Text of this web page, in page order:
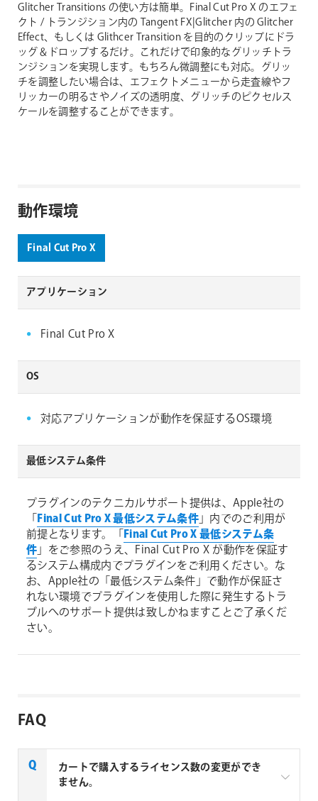
Glitcher Transitions の使い方は簡単。Final Cut Pro X のエフェ
クト / トランジション内の Tangent FX|Glitcher 内の Glitcher
Effect、もしくは Glithcer Transition を目的のクリップにドラ
ッグ＆ドロップするだけ。これだけで印象的なグリッチトラ
ンジションを実現します。もちろん微調整にも対応。グリッ
チを調整したい場合は、エフェクトメニューから走査線やフ
リッカーの明るさやノイズの透明度、グリッチのピクセルス
ケールを調整することができます。
動作環境
Final Cut Pro X
アプリケーション
Final Cut Pro X
OS
対応アプリケーションが動作を保証するOS環境
最低システム条件
プラグインのテクニカルサポート提供は、Apple社の
「 Final Cut Pro X 最低システム条件」内でのご利用が
前提となります。「 Final Cut Pro X 最低システム条
件」をご参照のうえ、Final Cut Pro X が動作を保証す
るシステム構成内でプラグインをご利用ください。な
お、Apple社の「最低システム条件」で動作が保証さ
れない環境でプラグインを使用した際に発生するトラ
ブルへのサポート提供は致しかねますことご了承くだ
さい。
FAQ
カートで購入するライセンス数の変更ができ
ません。